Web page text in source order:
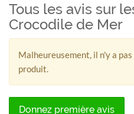
Tous les avis sur
Crocodile de Mer
Malheureusement, il n'y a
produit.
Donnez première avis